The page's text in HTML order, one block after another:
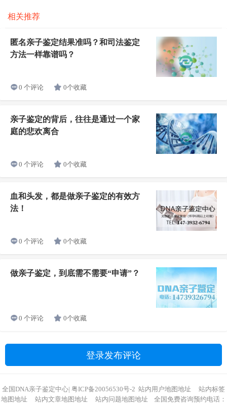
相关推荐
匿名亲子鉴定结果准吗？和司法鉴定
方法一样靠谱吗？
0 个评论 0个收藏
亲子鉴定的背后，往往是通过一个家
庭的悲欢离合
0 个评论 0个收藏
血和头发，都是做亲子鉴定的有效方
法！
0 个评论 0个收藏
做亲子鉴定，到底需不需要“申请”？
0 个评论 0个收藏
登录发布评论
全国DNA亲子鉴定中心| 粤ICP备20056530号-2 站内用户地图地址
站内标签
地图地址
站内文章地图地址 站内问题地图地址
全国免费咨询预约电话：